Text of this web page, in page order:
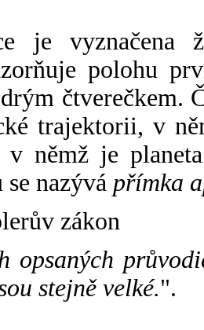
je vyznačena
polohu
čtverečkem.
trajektorii, v
němž je
nazývá přímka
zákon
opsaných
stejně velké.".